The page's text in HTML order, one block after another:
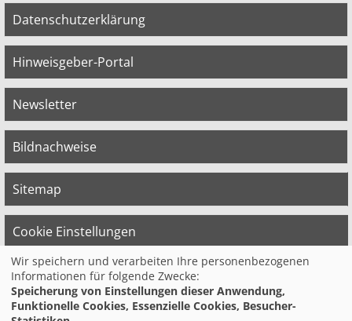
Datenschutzerklärung
Hinweisgeber-Portal
Newsletter
Bildnachweise
Sitemap
Cookie Einstellungen
© 2026 Bildungswerk der Vereinten Dienst­
leis­tungs­ge­werk­schaft (ver.di) in
Wir speichern und verarbeiten Ihre personenbezogenen
Informationen für folgende Zwecke:
Speicherung von Einstellungen dieser Anwendung,
Funktionelle Cookies, Essenzielle Cookies, Besucher-